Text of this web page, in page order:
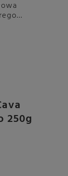
250g